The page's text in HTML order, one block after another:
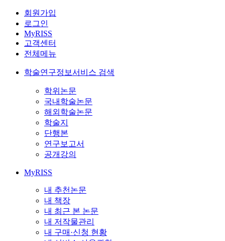
회원가입
로그인
MyRISS
고객센터
전체메뉴
학술연구정보서비스 검색
학위논문
국내학술논문
해외학술논문
학술지
단행본
연구보고서
공개강의
MyRISS
내 추천논문
내 책장
내 최근 본 논문
내 저작물관리
내 구매·신청 현황